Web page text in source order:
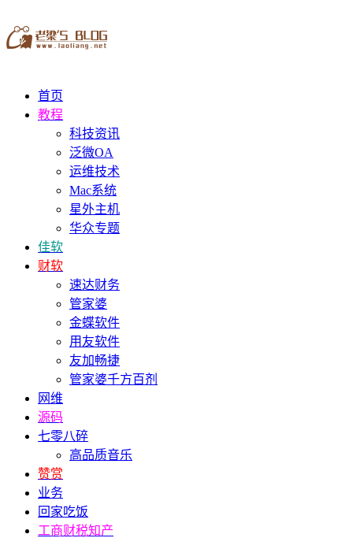
首页
教程
科技资讯
泛微OA
运维技术
Mac系统
星外主机
华众专题
佳软
财软
速达财务
管家婆
金蝶软件
用友软件
友加畅捷
管家婆千方百剂
网维
源码
七零八碎
高品质音乐
赞赏
业务
回家吃饭
工商财税知产